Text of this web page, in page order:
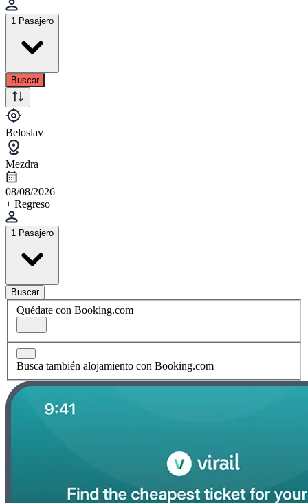
1 Pasajero
Buscar
Beloslav
Mezdra
08/08/2026
+ Regreso
1 Pasajero
Buscar
Quédate con Booking.com
Busca también alojamiento con Booking.com